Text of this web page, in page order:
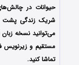
حیوانات در
شریک زندگی پشت
می‌توانید نسخه
مستقیم و زیرنویس
تماشا کنید.